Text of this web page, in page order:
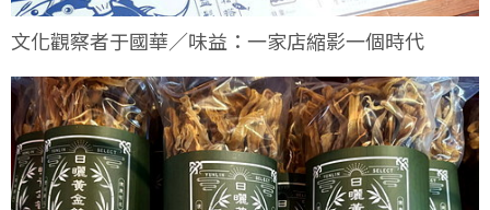
文化觀察者于國華／味益：一家店縮影一個時代